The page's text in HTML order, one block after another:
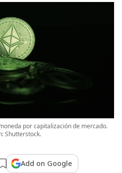
por capitalización de mercado.
Shutterstock.
Add on Google